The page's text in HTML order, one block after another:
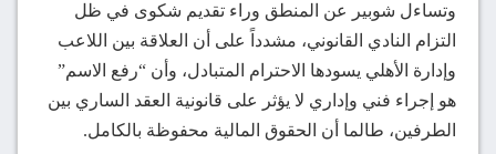
وتساءل شوبير عن المنطق وراء تقديم شكوى في ظل
التزام النادي القانوني، مشدداً على أن العلاقة بين اللاعب
وإدارة الأهلي يسودها الاحترام المتبادل، وأن “رفع الاسم”
هو إجراء فني وإداري لا يؤثر على قانونية العقد الساري بين
الطرفين، طالما أن الحقوق المالية محفوظة بالكامل.